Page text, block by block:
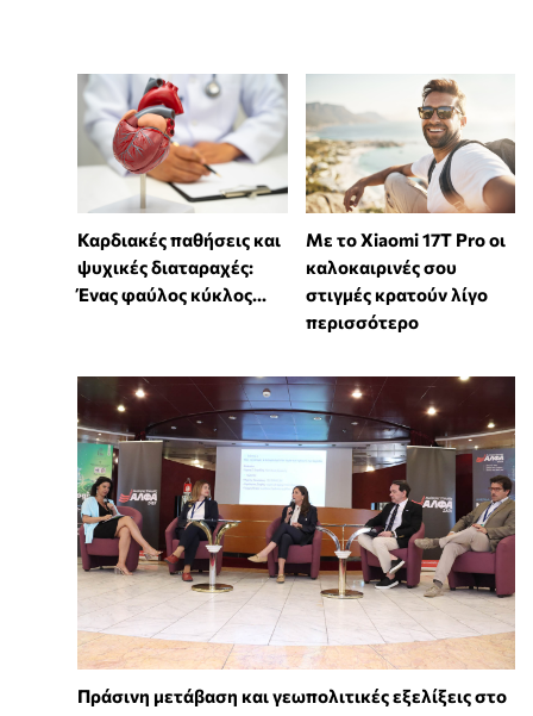
Καρδιακές παθήσεις και
ψυχικές διαταραχές:
Ένας φαύλος κύκλος...
Με το Xiaomi 17T Pro οι
καλοκαιρινές σου
στιγμές κρατούν λίγο
περισσότερο
Πράσινη μετάβαση και γεωπολιτικές εξελίξεις στο